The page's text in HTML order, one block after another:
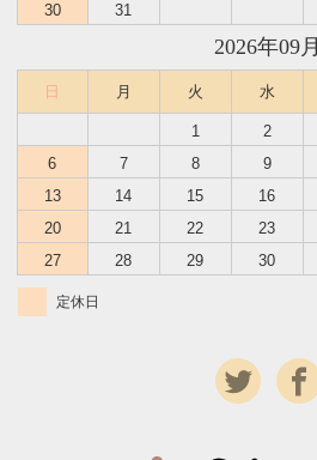
30
31
2026年09月
日 月 火 水
1 2
6
7 8 9
13
14 15 16
20
21 22 23
27
28 29 30
定休日